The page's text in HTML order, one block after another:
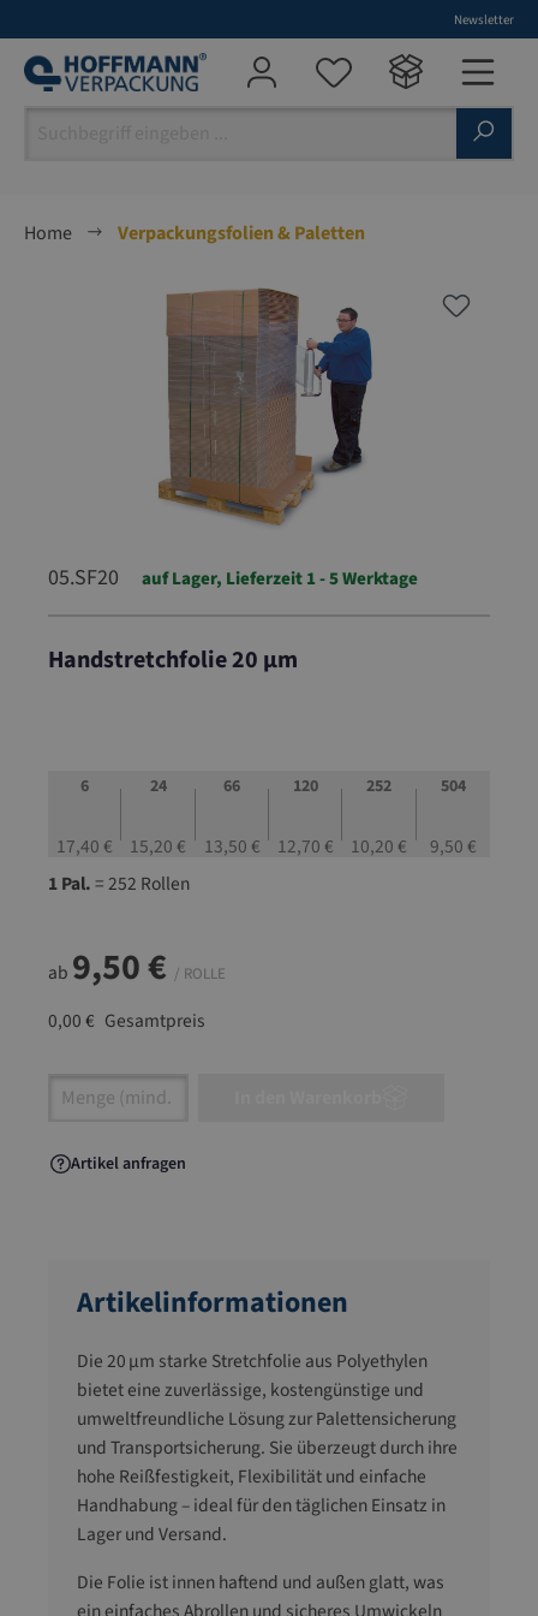
Newsletter
Home
Verpackungsfolien & Paletten
Bildergalerie überspringen
05.SF20 auf Lager, Lieferzeit 1 - 5 Werktage
Handstretchfolie 20 µm
6
17,40 €
24
15,20 €
66
13,50 €
120
12,70 €
252
10,20 €
504
9,50 €
1 Pal.= 252 Rollen
ab 9,50 € / ROLLE
0,00 € Gesamtpreis
Artikel Anzahl: Gib den gewünschten Wert
Artikel anfragen
Artikelinformationen
Die 20 µm starke Stretchfolie aus Polyethylen
bietet eine zuverlässige, kostengünstige und
umweltfreundliche Lösung zur Palettensicherung
und Transportsicherung. Sie überzeugt durch ihre
hohe Reißfestigkeit, Flexibilität und einfache
Handhabung – ideal für den täglichen Einsatz in
Lager und Versand.
Die Folie ist innen haftend und außen glatt, was